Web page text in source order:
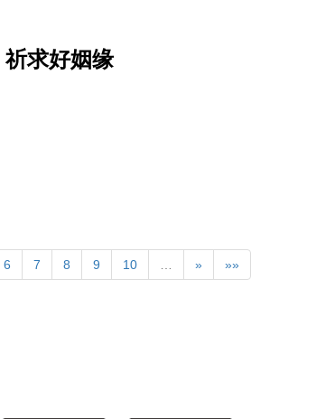
求好姻缘
6 7 8 9 10 … » »»